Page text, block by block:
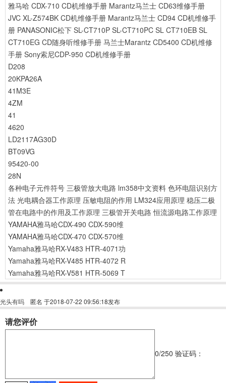
雅马哈 CDX-710 CD机维修手册 Marantz马兰士 CD63维修手册
JVC XL-Z574BK CD机维修手册 Marantz马兰士 CD94 CD机维修手
册 PANASONIC松下 SL-CT710P SL-CT710PC SL CT710EB SL
CT710EG CD随身听维修手册 马兰士Marantz CD5400 CD机维修
手册 Sony索尼CDP-950 CD机维修手册
D208
20KPA26A
41M3E
4ZM
41
4620
LD2117AG30D
BT09VG
95420-00
28N
各种电子元件符号 三极管放大电路 lm358中文资料 色环电阻识别方
法 光电耦合器工作原理 压敏电阻的作用 LM324应用原理 稳压二极
管在电路中的作用及工作原理 三极管开关电路 恒流源电路工作原理
YAMAHA雅马哈CDX-490 CDX-590维
YAMAHA雅马哈CDX-470 CDX-570维
Yamaha雅马哈RX-V483 HTR-4071功
Yamaha雅马哈RX-V485 HTR-4072 R
Yamaha雅马哈RX-V581 HTR-5069 T
光头有吗 匿名 于2018-07-22 09:56:18发布
请您评价
0/250 验证码：